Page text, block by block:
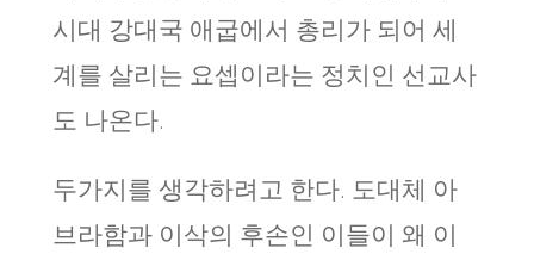
시대 강대국 애굽에서 총리가 되어 세
계를 살리는 요셉이라는 정치인 선교사
도 나온다.
두가지를 생각하려고 한다. 도대체 아
브라함과 이삭의 후손인 이들이 왜 이